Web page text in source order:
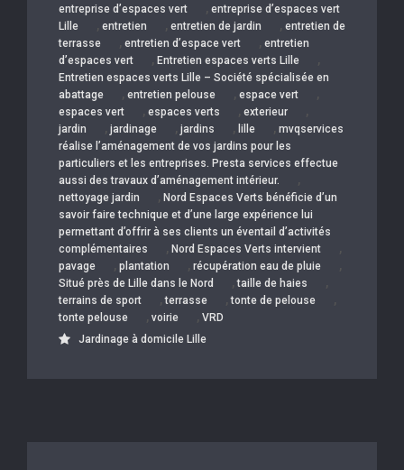
entreprise d’espaces vert , entreprise d’espaces vert
Lille
, entretien , entretien de jardin , entretien de
terrasse
, entretien d’espace vert , entretien
d’espaces vert
, Entretien espaces verts Lille ,
Entretien espaces verts Lille – Société spécialisée en
abattage
, entretien pelouse , espace vert ,
espaces vert , espaces verts , exterieur ,
jardin , jardinage , jardins , lille , mvqservices
réalise l’aménagement de vos jardins pour les
particuliers et les entreprises. Presta services effectue
aussi des travaux d’aménagement intérieur.
,
nettoyage jardin , Nord Espaces Verts bénéficie d’un
savoir faire technique et d’une large expérience lui
permettant d’offrir à ses clients un éventail d’activités
complémentaires
, Nord Espaces Verts intervient ,
pavage , plantation , récupération eau de pluie ,
Situé près de Lille dans le Nord ,taille de haies ,
terrains de sport ,terrasse ,tonte de pelouse ,
tonte pelouse , voirie , VRD
Jardinage à domicile Lille